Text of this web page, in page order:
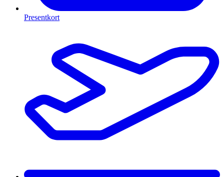
Presentkort